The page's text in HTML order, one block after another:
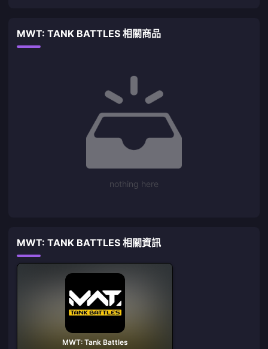
MWT: TANK BATTLES 相關商品
nothing here
MWT: TANK BATTLES 相關資訊
MWT: Tank Battles